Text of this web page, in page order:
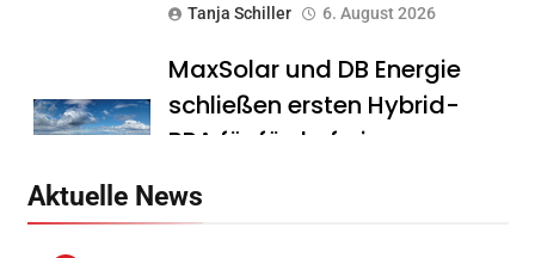
Tanja Schiller 6. August 2026
MaxSolar und DB Energie
schließen ersten Hybrid-
PPA für förderfreie
Tanja Schiller
Aktuelle News